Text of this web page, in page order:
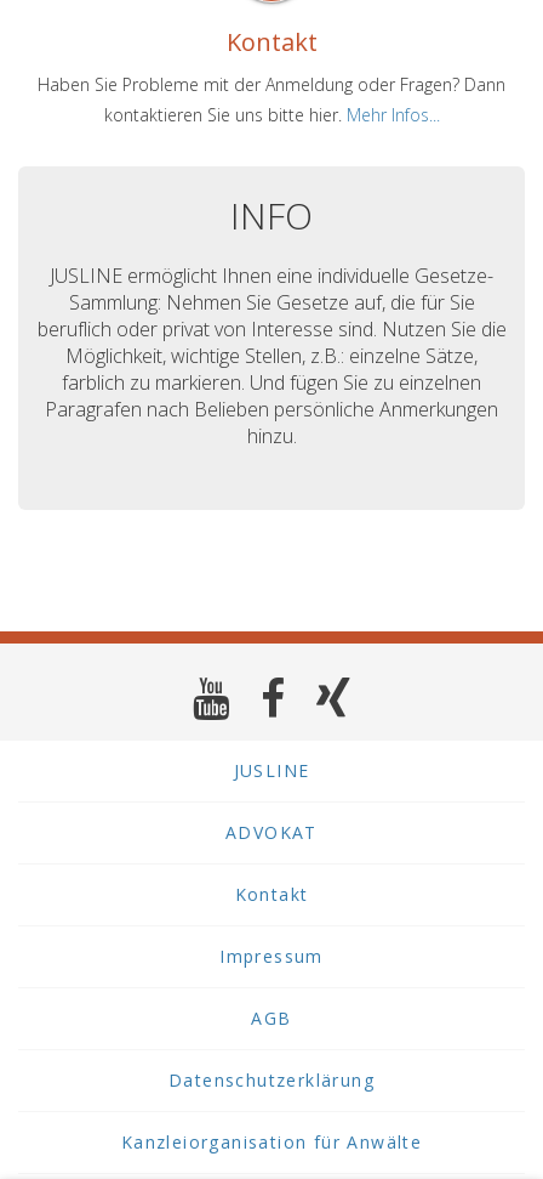
Kontakt
Haben Sie Probleme mit der Anmeldung oder Fragen? Dann
kontaktieren Sie uns bitte hier. Mehr Infos...
INFO
JUSLINE ermöglicht Ihnen eine individuelle Gesetze-
Sammlung: Nehmen Sie Gesetze auf, die für Sie
beruflich oder privat von Interesse sind. Nutzen Sie die
Möglichkeit, wichtige Stellen, z.B.: einzelne Sätze,
farblich zu markieren. Und fügen Sie zu einzelnen
Paragrafen nach Belieben persönliche Anmerkungen
hinzu.
JUSLINE
ADVOKAT
Kontakt
Impressum
AGB
Datenschutzerklärung
Kanzleiorganisation für Anwälte